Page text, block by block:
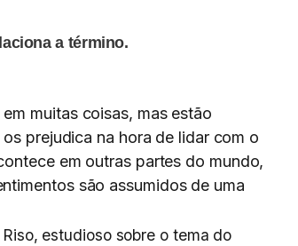
a término.
muitas coisas, mas estão
prejudica na hora de lidar com o
em outras partes do mundo,
são assumidos de uma
estudioso sobre o tema do